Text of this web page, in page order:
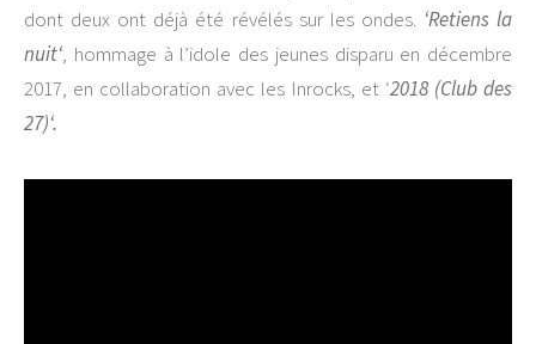
dont deux ont déjà été révélés sur les ondes. ‘Retiens la
nuit‘, hommage à l’idole des jeunes disparu en décembre
2017, en collaboration avec les Inrocks, et ‘2018 (Club des
27)‘.